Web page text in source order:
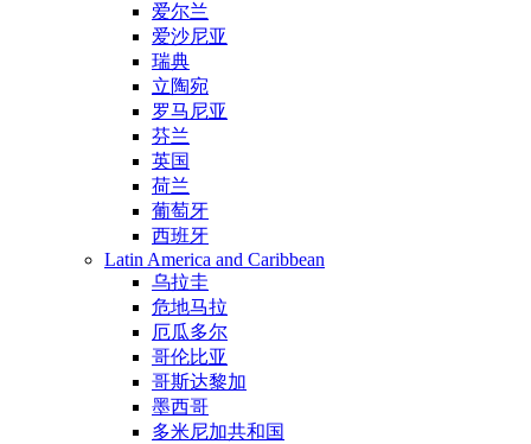
爱尔兰
爱沙尼亚
瑞典
立陶宛
罗马尼亚
芬兰
英国
荷兰
葡萄牙
西班牙
Latin America and Caribbean
乌拉圭
危地马拉
厄瓜多尔
哥伦比亚
哥斯达黎加
墨西哥
多米尼加共和国